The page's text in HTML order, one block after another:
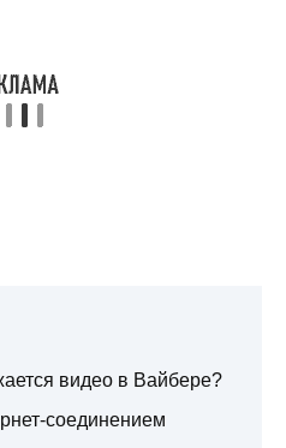
видео в Вайбере?
соединением